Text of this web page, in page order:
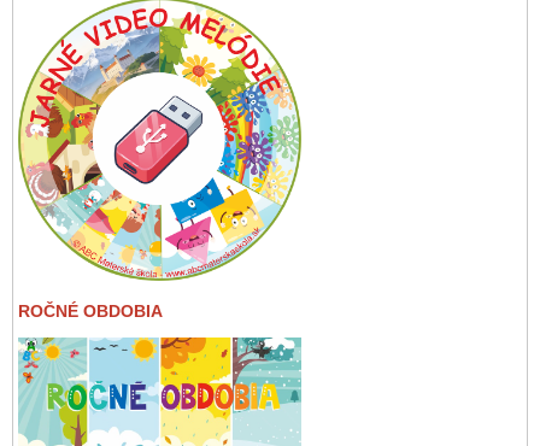
ROČNÉ OBDOBIA